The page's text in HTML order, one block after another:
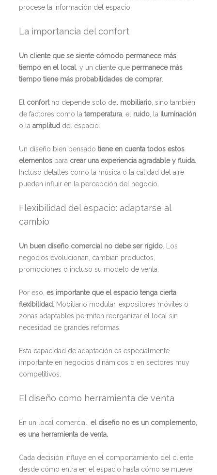
procese la información del espacio.
La importancia del confort
Un cliente que se siente cómodo permanece más
tiempo en el local , y un cliente que permanece más
tiempo tiene más probabilidades de comprar.
El confortno depende solo del mobiliario , sino también
de factores como la temperatura , el ruido , la iluminación
o la amplitud del espacio.
Un diseño bien pensado tiene en cuenta todos estos
elementos para crear una experiencia agradable y fluida.
Incluso detalles como la música o la calidad del aire
pueden influir en la percepción del negocio.
Flexibilidad del espacio: adaptarse al
cambio
Un buen diseño comercial no debe ser rígido . Los
negocios evolucionan, cambian productos,
promociones o incluso su modelo de venta.
Por eso, es importante que el espacio tenga cierta
flexibilidad
. Mobiliario modular, expositores móviles o
zonas adaptables permiten reorganizar el local sin
necesidad de grandes reformas.
Esta capacidad de adaptación es especialmente
importante en negocios dinámicos o en sectores muy
competitivos.
El diseño como herramienta de venta
En un local comercial, el diseño no es un complemento,
es una herramienta de venta.
Cada decisión influye en el comportamiento del cliente,
desde cómo entra en el espacio hasta cómo se mueve